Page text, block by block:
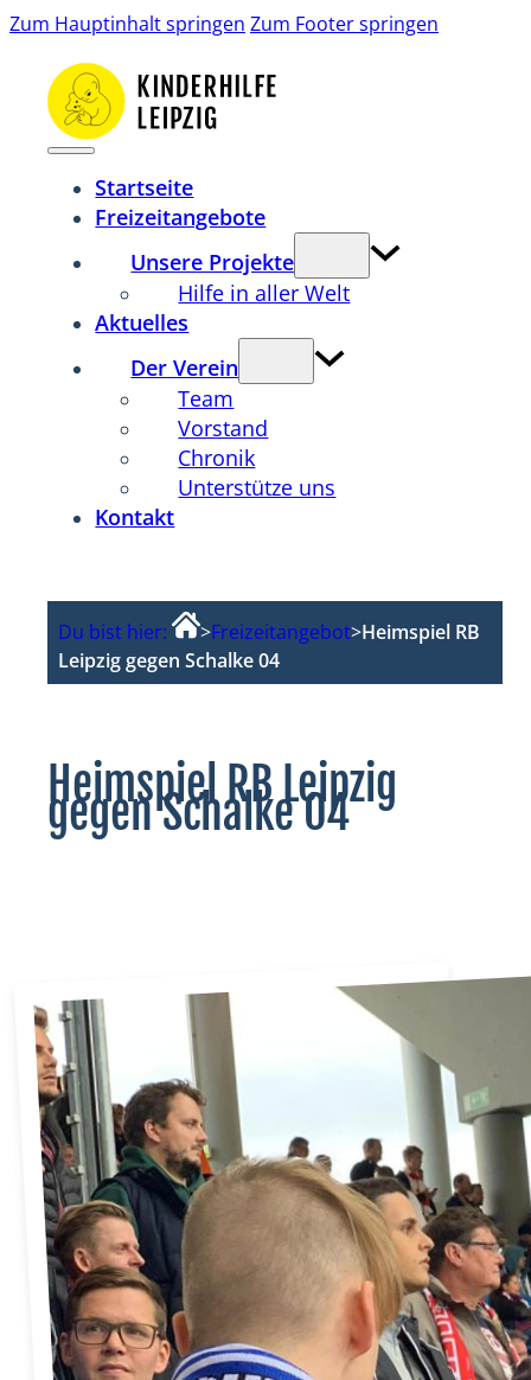
Zum Hauptinhalt springen Zum Footer springen
Startseite
Freizeitangebote
Unsere Projekte
Hilfe in aller Welt
Aktuelles
Der Verein
Team
Vorstand
Chronik
Unterstütze uns
Kontakt
Du bist hier: >Freizeitangebot>Heimspiel RB
Leipzig gegen Schalke 04
Heimspiel RB Leipzig
gegen Schalke 04